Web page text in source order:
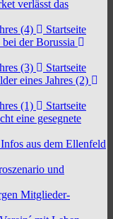
verlässt das
(4)
Startseite
der Borussia
(3)
Startseite
eines Jahres (2)
(1)
Startseite
eine gesegnete
aus dem Ellenfeld
und
Mitglieder-